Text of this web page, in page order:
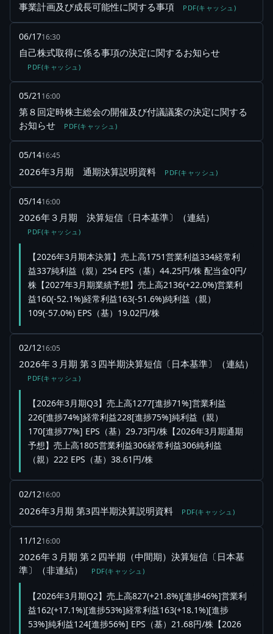
事業計画及び成長可能性に関する事項 PDF(キャッシュ)
06/1716:30
自己株式取得に係る事項の決定に関するお知らせ
PDF(キャッシュ)
05/21 16:00
第８回定時株主総会の開催及び付議議案の決定に関する
お知らせ
PDF(キャッシュ)
05/1416:45
2026年3月期 通期決算説明資料 PDF(キャッシュ)
05/1416:00
2026年３月期 決算短信〔日本基準〕（連結）
PDF(キャッシュ)
【2026年3月期本決算】売上高1751営業利益334経常利
益337純利益（親）254 EPS（基）44.25円/株 配当金0円/
株【2027年3月期業績予想】売上高2136(+22.0%)営業利
益160(-52.1%)経常利益163(-51.6%)純利益（親）
109(-57.0%) EPS（基）19.02円/株
02/1216:05
2026年３月期 第３四半期決算短信〔日本基準〕（連結）
PDF(キャッシュ)
【2026年3月期Q3】売上高1277[進捗71%]営業利益
226[進捗74%]経常利益228[進捗75%]純利益（親）
170[進捗77%] EPS（基）29.73円/株【2026年3月期通期
予想】売上高1805営業利益306経常利益306純利益
（親）222 EPS（基）38.61円/株
02/1216:00
2026年3月期 第3四半期決算説明資料 PDF(キャッシュ)
11/1216:00
2026年３月期 第２四半期（中間期）決算短信〔日本基
準〕（非連結）
PDF(キャッシュ)
【2026年3月期Q2】売上高827(+21.8%)[進捗46%]営業利
益162(+17.1%)[進捗53%]経常利益163(+18.1%)[進捗
53%]純利益124[進捗56%] EPS（基）21.68円/株【2026